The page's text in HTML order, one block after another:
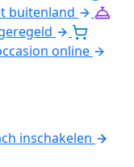
buitenland
online
inschakelen